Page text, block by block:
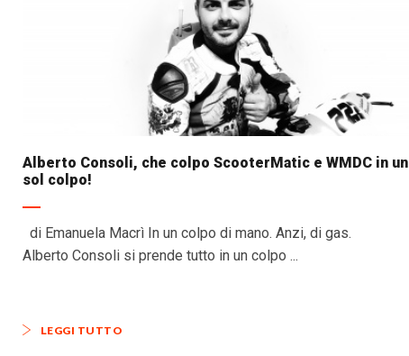
Alberto Consoli, che colpo ScooterMatic e WMDC in un
sol colpo!
di Emanuela Macrì In un colpo di mano. Anzi, di gas.
Alberto Consoli si prende tutto in un colpo ...
LEGGI TUTTO